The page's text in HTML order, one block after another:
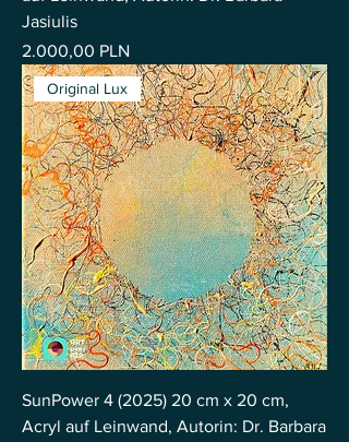
Jasiulis
Preis
2.000,00 PLN
Original Lux
SunPower 4 (2025) 20 cm x 20 cm,
Acryl auf Leinwand, Autorin: Dr. Barbara